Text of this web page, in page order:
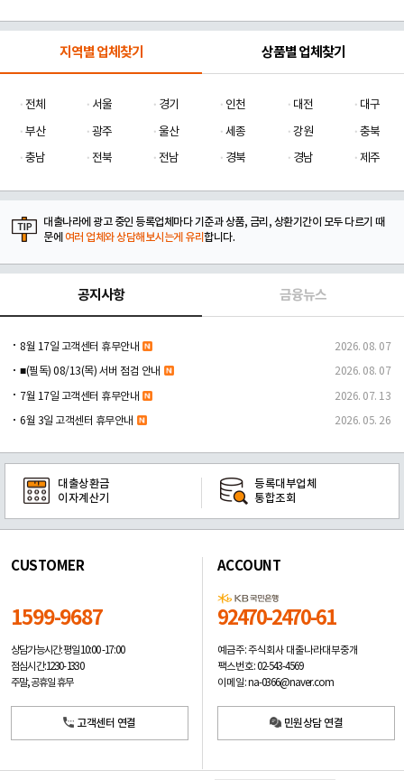
지역별 업체찾기 상품별 업체찾기
전체 서울 경기 인천 대전
대구
부산
광주 울산 세종 강원
충북
충남
전북 전남 경북 경남 제주
대출나라에 광고 중인 등록업체마다 기준과 상품, 금리, 상환기간이 모두 다르기 때
문에 여러 업체와 상담해보시는게 유리합니다.
공지사항 금융뉴스
8월 17일 고객센터 휴무안내 2026. 08. 07
■(필독) 08/13(목) 서버 점검 안내 2026. 08. 07
7월 17일 고객센터 휴무안내 2026. 07. 13
6월 3일 고객센터 휴무안내 2026. 05. 26
대출상환금
이자계산기
등록대부업체
통합조회
CUSTOMER
1599-9687
상담가능시간: 평일10:00 -17:00
점심시간: 12:30 - 13:30
주말, 공휴일 휴무
고객센터 연결
ACCOUNT
92470-2470-61
예금주: 주식회사 대출나라대부중개
팩스번호: 02-543-4569
이메일: na-0366@naver.com
민원상담 연결